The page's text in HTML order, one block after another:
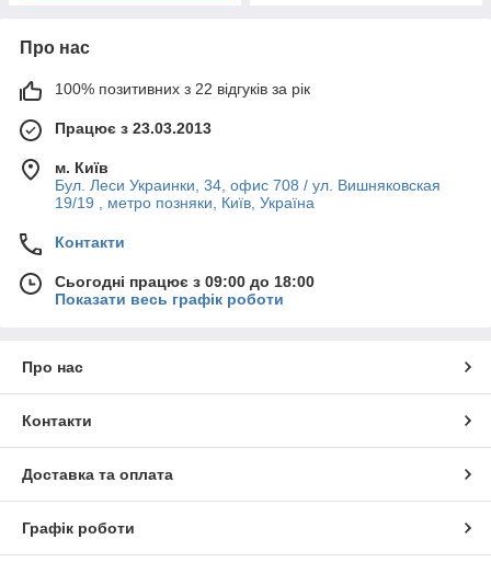
Про нас
100% позитивних з 22 відгуків за рік
Працює з 23.03.2013
м. Київ
Бул. Леси Украинки, 34, офис 708 / ул. Вишняковская
19/19 , метро позняки, Київ, Україна
Контакти
Сьогодні працює з 09:00 до 18:00
Показати весь графік роботи
Про нас
Контакти
Доставка та оплата
Графік роботи